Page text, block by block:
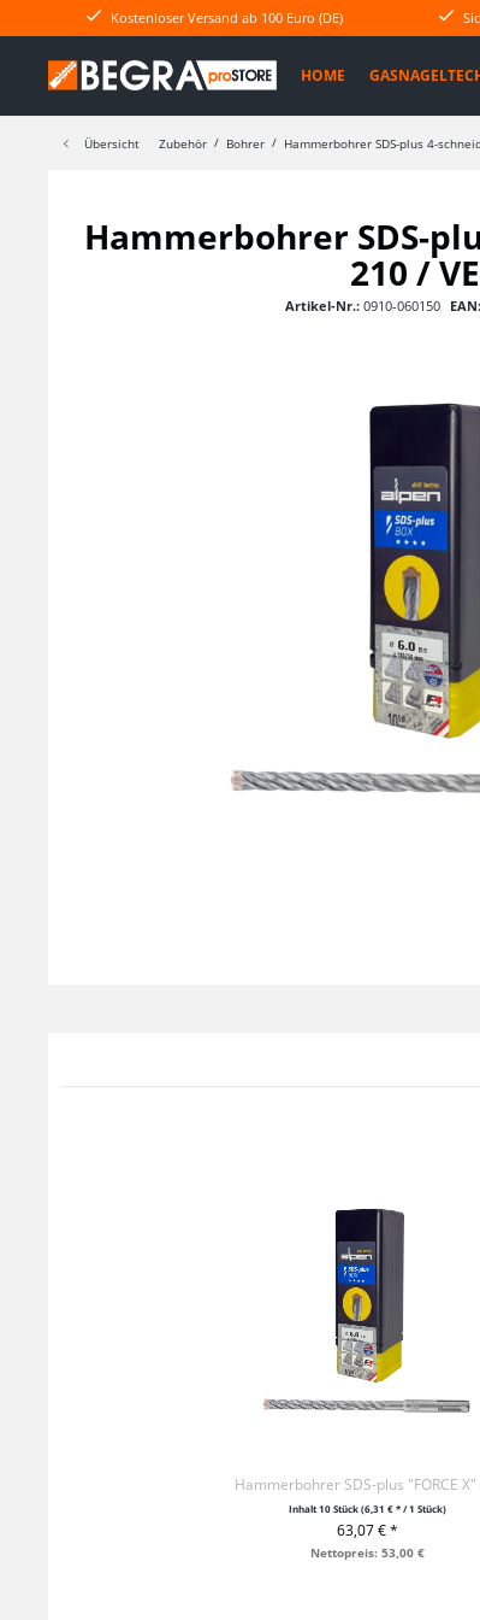
Kostenloser Versand ab 100 Euro (DE)
HOME
Übersicht Zubehör Bohrer Hammerbohrer SDS-plus 4-
Hammerbohrer SDS-
210 /
Artikel-Nr.: 0910-060150 EAN:
Inhalt10 Stück(6,31 € * / 1 Stück)
63,07 € *
+ IN DEN WARENKORB
Nettopreis: 53,00 €